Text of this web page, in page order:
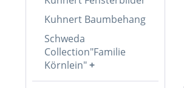
Kuhnert Baumbehang
Schweda
Collection"Familie
Körnlein"